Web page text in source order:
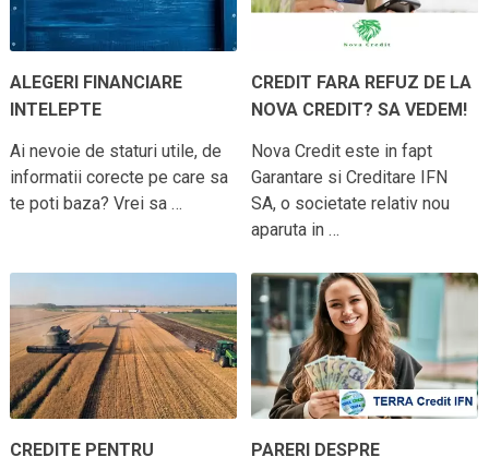
ALEGERI FINANCIARE
INTELEPTE
Ai nevoie de staturi utile, de
informatii corecte pe care sa
te poti baza? Vrei sa …
CREDIT FARA REFUZ DE LA
NOVA CREDIT? SA VEDEM!
Nova Credit este in fapt
Garantare si Creditare IFN
SA, o societate relativ nou
aparuta in …
CREDITE PENTRU PARERI DESPRE